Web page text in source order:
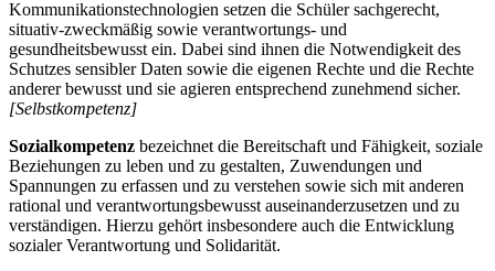
Kommunikationstechnologien setzen die Schüler sachgerecht,
situativ-zweckmäßig sowie verantwortungs- und
gesundheitsbewusst ein. Dabei sind ihnen die Notwendigkeit des
Schutzes sensibler Daten sowie die eigenen Rechte und die Rechte
anderer bewusst und sie agieren entsprechend zunehmend sicher.
[Selbstkompetenz]
Sozialkompetenz bezeichnet die Bereitschaft und Fähigkeit, soziale
Beziehungen zu leben und zu gestalten, Zuwendungen und
Spannungen zu erfassen und zu verstehen sowie sich mit anderen
rational und verantwortungsbewusst auseinanderzusetzen und zu
verständigen. Hierzu gehört insbesondere auch die Entwicklung
sozialer Verantwortung und Solidarität.